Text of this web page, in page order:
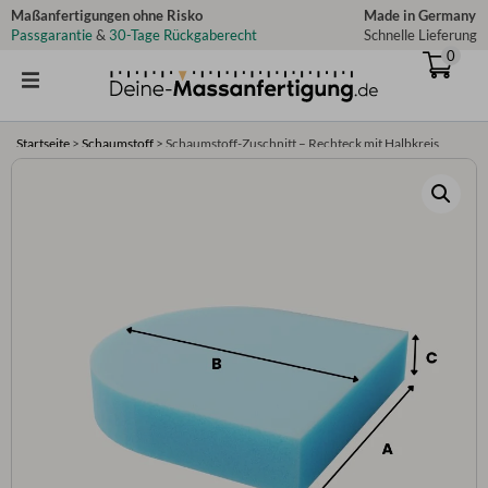
Zum
Inhalt
Maßanfertigungen ohne Risko
Passgarantie& 30-Tage Rückgaberecht
Made in Germany
Schnelle Lieferung
0
Startseite > Schaumstoff > Schaumstoff-Zuschnitt – Rechteck mit Halbkreis